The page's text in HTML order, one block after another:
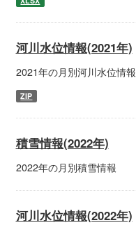
河川水位情報(2021年)
2021年の月別河川水位情報
ZIP
積雪情報(2022年)
2022年の月別積雪情報
河川水位情報(2022年)